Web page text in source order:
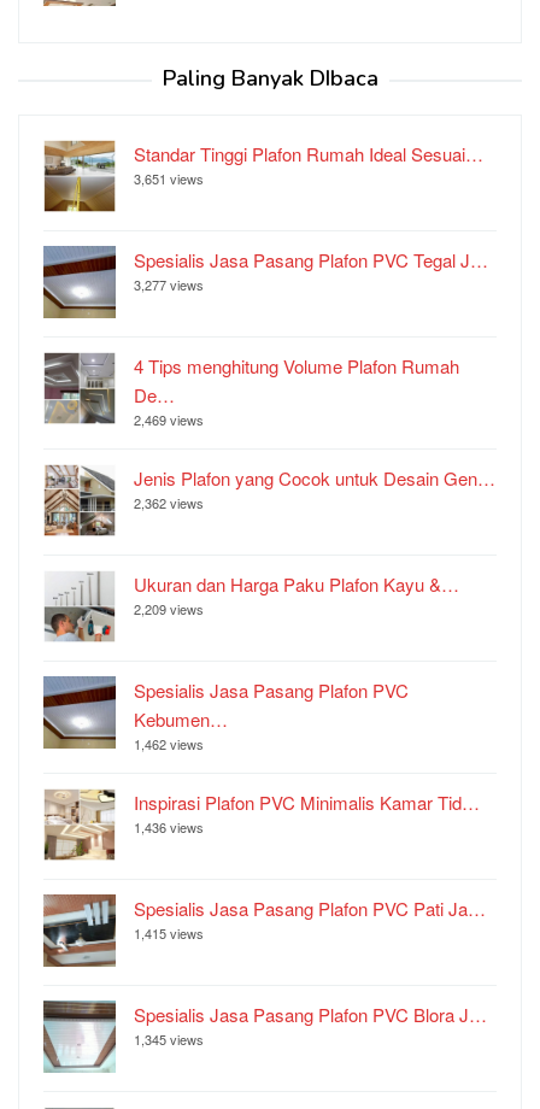
Paling Banyak DIbaca
Standar Tinggi Plafon Rumah Ideal Sesuai…
3,651 views
Spesialis Jasa Pasang Plafon PVC Tegal J…
3,277 views
4 Tips menghitung Volume Plafon Rumah
De…
2,469 views
Jenis Plafon yang Cocok untuk Desain Gen…
2,362 views
Ukuran dan Harga Paku Plafon Kayu &…
2,209 views
Spesialis Jasa Pasang Plafon PVC
Kebumen…
1,462 views
Inspirasi Plafon PVC Minimalis Kamar Tid…
1,436 views
Spesialis Jasa Pasang Plafon PVC Pati Ja…
1,415 views
Spesialis Jasa Pasang Plafon PVC Blora J…
1,345 views